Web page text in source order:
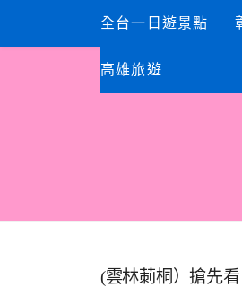
content
全台一日遊景點
高雄旅遊
(雲林莿桐）搶先